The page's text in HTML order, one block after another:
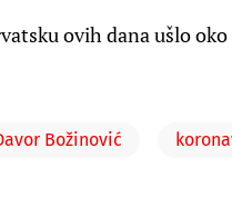
ovih dana ušlo
Božinović